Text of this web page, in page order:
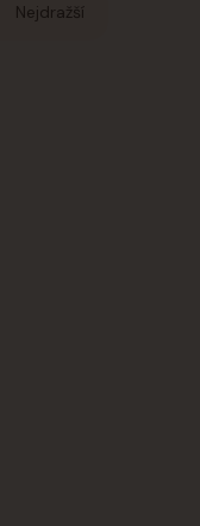
Nejdražší